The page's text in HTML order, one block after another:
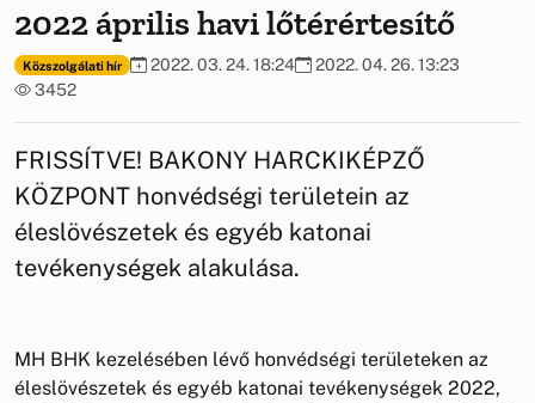
2022 április havi lőtérértesítő
Közszolgálati hír 2022. 03. 24. 18:24
2022. 04. 26. 13:23
3452
FRISSÍTVE! BAKONY HARCKIKÉPZŐ
KÖZPONT honvédségi területein az
éleslövészetek és egyéb katonai
tevékenységek alakulása.
MH BHK kezelésében lévő honvédségi területeken az
éleslövészetek és egyéb katonai tevékenységek 2022,